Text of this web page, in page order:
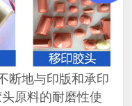
断地与印版和承印
原料的耐磨性使